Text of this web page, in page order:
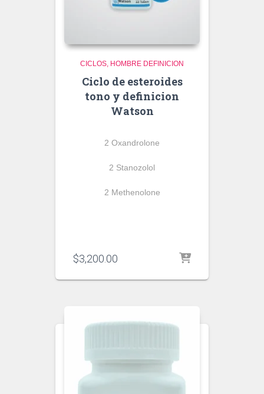
CICLOS HOMBRE DEFINICION
Ciclo de esteroides
tono y definicion
Watson
2 Oxandrolone
2 Stanozolol
2 Methenolone
$3,200.00